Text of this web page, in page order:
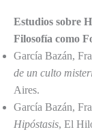
Estudios sobre
Filosofía como
García Bazán,
de un culto
Aires.
García Bazán,
Hipóstasis, El